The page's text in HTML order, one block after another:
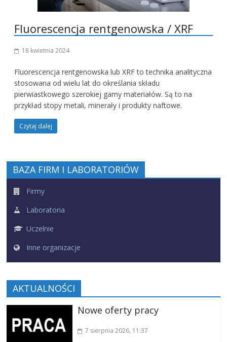
Fluorescencja rentgenowska / XRF
18 kwietnia 2024
Fluorescencja rentgenowska lub XRF to technika analityczna
stosowana od wielu lat do określania składu
pierwiastkowego szerokiej gamy materiałów. Są to na
przykład stopy metali, minerały i produkty naftowe.
Czytaj dalej
BAZA FIRM I LABORATORIÓW
Firmy
Laboratoria
Uczelnie
Inne organizacje
AKTUALNOŚCI
Nowe oferty pracy
7 sierpnia 2026, 11:37